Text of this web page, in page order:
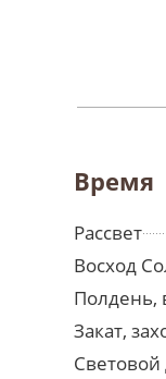
Время
Рассвет
Восход
Полдень,
Закат,
Световой